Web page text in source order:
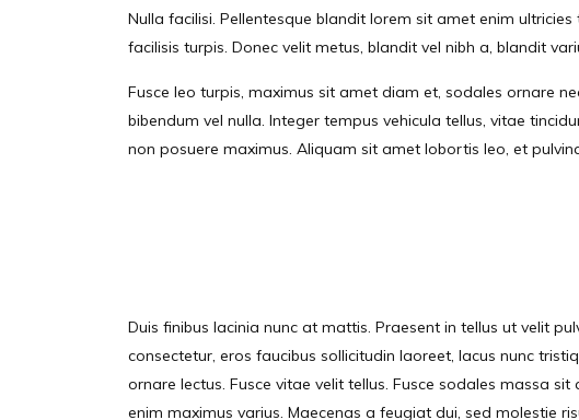
Nulla facilisi. Pellentesque blandit lorem sit amet enim
facilisis turpis. Donec velit metus, blandit vel nibh a, blandit
Fusce leo turpis, maximus sit amet diam et, sodales ornare
bibendum vel nulla. Integer tempus vehicula tellus, vitae
non posuere maximus. Aliquam sit amet lobortis leo, et
Duis finibus lacinia nunc at mattis. Praesent in tellus ut velit
consectetur, eros faucibus sollicitudin laoreet, lacus nunc
ornare lectus. Fusce vitae velit tellus. Fusce sodales massa
enim maximus varius. Maecenas a feugiat dui, sed molestie